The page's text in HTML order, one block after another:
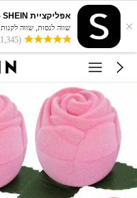
×
אפליקציית SHEIN - מוכן, הכן, סטייל!
שווה לנסות, שווה לקנות
(1,345)